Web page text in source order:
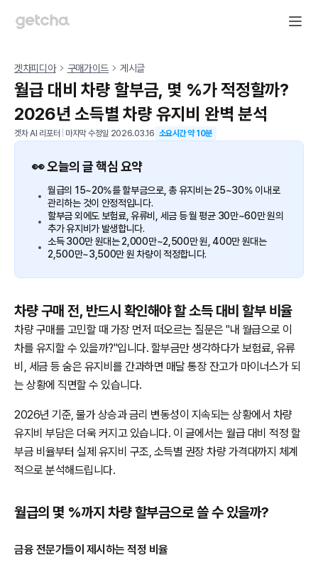
겟차피디아 구매가이드 게시글
월급 대비 차량 할부금, 몇 %가 적정할까?
2026년 소득별 차량 유지비 완벽 분석
겟차 AI 리포터 마지막 수정일 2026.03.16 소요시간 약10분
👀 오늘의 글 핵심 요약
월급의 15~20%를 할부금으로, 총 유지비는 25~30% 이내로
관리하는 것이 안정적입니다.
할부금 외에도 보험료, 유류비, 세금 등 월 평균 30만~60만 원의
추가 유지비가 발생합니다.
소득 300만 원대는 2,000만~2,500만 원, 400만 원대는
2,500만~3,500만 원 차량이 적정합니다.
차량 구매 전, 반드시 확인해야 할 소득 대비 할부 비율
차량 구매를 고민할 때 가장 먼저 떠오르는 질문은 "내 월급으로 이
차를 유지할 수 있을까?"입니다. 할부금만 생각하다가 보험료, 유류
비, 세금 등 숨은 유지비를 간과하면 매달 통장 잔고가 마이너스가 되
는 상황에 직면할 수 있습니다.
2026년 기준, 물가 상승과 금리 변동성이 지속되는 상황에서 차량
유지비 부담은 더욱 커지고 있습니다. 이 글에서는 월급 대비 적정 할
부금 비율부터 실제 유지비 구조, 소득별 권장 차량 가격대까지 체계
적으로 분석해드립니다.
월급의 몇 %까지 차량 할부금으로 쓸 수 있을까?
금융 전문가들이 제시하는 적정 비율